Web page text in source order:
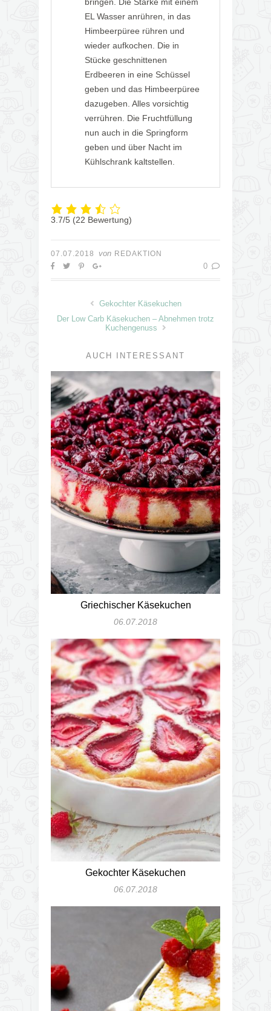
EL Wasser anrühren, in das
Himbeerpüree rühren und
wieder aufkochen. Die in
Stücke geschnittenen
Erdbeeren in eine Schüssel
geben und das Himbeerpüree
dazugeben. Alles vorsichtig
verrühren. Die Fruchtfüllung
nun auch in die Springform
geben und über Nacht im
Kühlschrank kaltstellen.
3.7/5 (22 Bewertung)
07.07.2018 von REDAKTION
0
Gekochter Käsekuchen
Der Low Carb Käsekuchen – Abnehmen trotz
Kuchengenuss
AUCH INTERESSANT
Griechischer Käsekuchen
06.07.2018
Gekochter Käsekuchen
06.07.2018